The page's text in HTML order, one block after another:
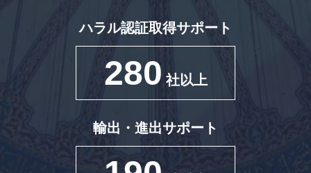
ハラル認証取得サポート
280 社以上
輸出・進出サポート